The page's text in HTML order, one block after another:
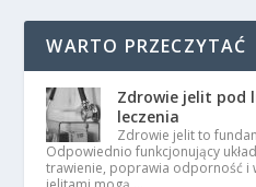
WARTO PRZECZYTAĆ
Zdrowie jelit pod
leczenia
Zdrowie jelit to
Odpowiednio funkcjonujący
trawienie, poprawia odporność i